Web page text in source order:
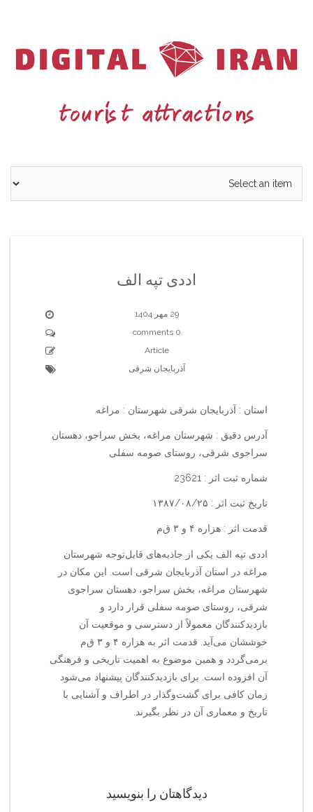
اددی تپه الف
29 مهر 1404
0 comments
Article
آذربایجان شرقی
استان : آذربایجان شرقی شهرستان : مراغه
آدرس دقیق : شهرستان مراغه، بخش سراجو، دهستان
سراجوی شرقی، روستای صومه سفلی
شماره ثبت اثر : 23621
تاریخ ثبت اثر : ۱۳۸۷/۰۸/۲۵
قدمت اثر : هزاره ۴ و ۳ ق‌م‌
اددی تپه الف یکی از جاذبه‌های قابل‌توجه شهرستان
مراغه در استان آذربایجان شرقی است. این مکان در
شهرستان مراغه، بخش سراجو، دهستان سراجوی
شرقی، روستای صومه سفلی قرار دارد و
بازدیدکنندگان معمولاً از دسترسی و موقعیت آن
خوششان می‌آید. قدمت اثر به هزاره ۴ و ۳ ق‌م‌
برمی‌گردد و همین موضوع به اهمیت تاریخی و فرهنگی
آن افزوده است. برای بازدیدکنندگان پیشنهاد می‌شود
زمان کافی برای گشت‌وگذار در اطراف و آشنایی با
تاریخ و معماری آن در نظر بگیرند.
دیدگاهتان را بنویسید